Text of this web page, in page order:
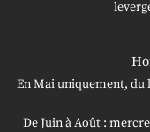
En Mai uniquement, du
De Juin à Août :